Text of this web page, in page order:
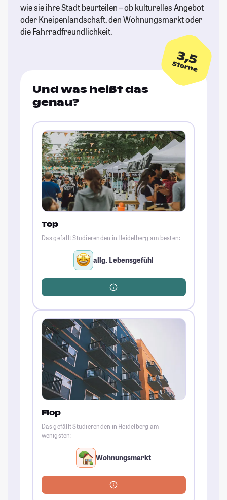
wie sie ihre Stadt beurteilen – ob kulturelles Angebot
oder Kneipenlandschaft, den Wohnungsmarkt oder
die Fahrradfreundlichkeit.
3,5
Sterne
Und was heißt das
genau?
Top
Das gefällt Studierenden in Heidelberg am besten:
allg. Lebensgefühl
Flop
Das gefällt Studierenden in Heidelberg am
wenigsten:
Wohnungsmarkt